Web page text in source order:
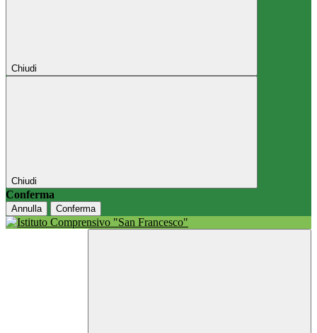
Chiudi
Chiudi
Conferma
Annulla Conferma